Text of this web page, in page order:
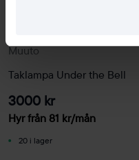
Muuto
Taklampa Under the Bell
3000 kr
Hyr från 81 kr/mån
20 i lager